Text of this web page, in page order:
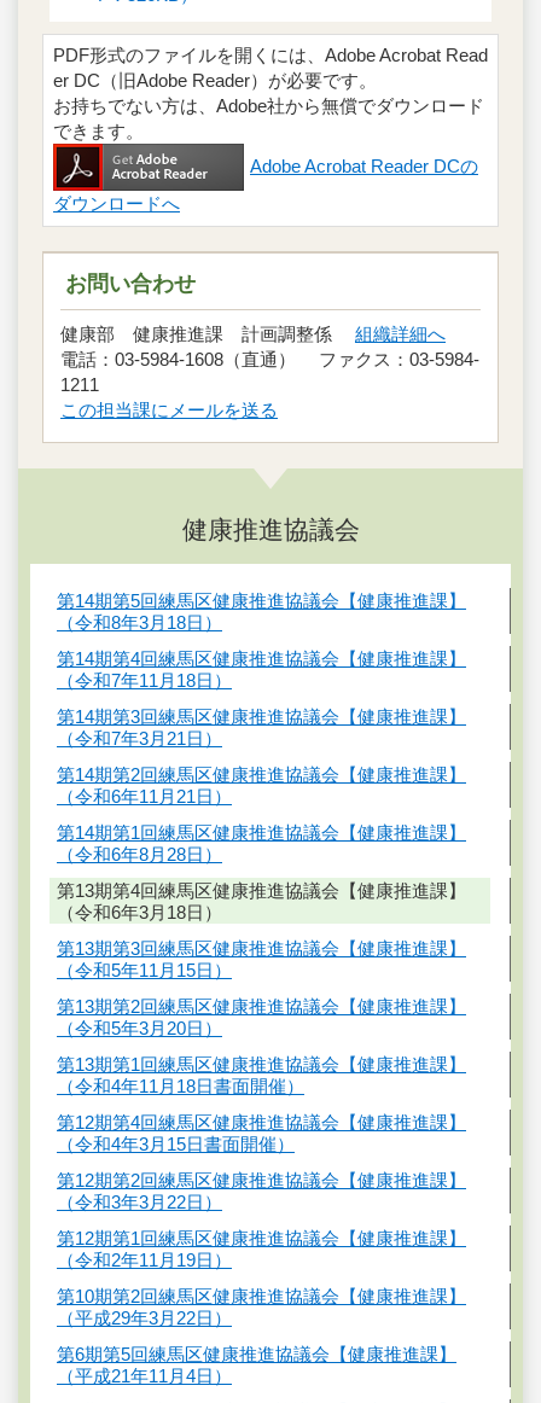
PDF形式のファイルを開くには、Adobe Acrobat Read
er DC（旧Adobe Reader）が必要です。
お持ちでない方は、Adobe社から無償でダウンロード
できます。
Adobe Acrobat Reader DCの
ダウンロードへ
お問い合わせ
健康部 健康推進課 計画調整係 組織詳細へ
電話：03-5984-1608（直通） ファクス：03-5984-
1211
この担当課にメールを送る
健康推進協議会
第14期第5回練馬区健康推進協議会【健康推進課】
（令和8年3月18日）
第14期第4回練馬区健康推進協議会【健康推進課】
（令和7年11月18日）
第14期第3回練馬区健康推進協議会【健康推進課】
（令和7年3月21日）
第14期第2回練馬区健康推進協議会【健康推進課】
（令和6年11月21日）
第14期第1回練馬区健康推進協議会【健康推進課】
（令和6年8月28日）
第13期第4回練馬区健康推進協議会【健康推進課】
（令和6年3月18日）
第13期第3回練馬区健康推進協議会【健康推進課】
（令和5年11月15日）
第13期第2回練馬区健康推進協議会【健康推進課】
（令和5年3月20日）
第13期第1回練馬区健康推進協議会【健康推進課】
（令和4年11月18日書面開催）
第12期第4回練馬区健康推進協議会【健康推進課】
（令和4年3月15日書面開催）
第12期第2回練馬区健康推進協議会【健康推進課】
（令和3年3月22日）
第12期第1回練馬区健康推進協議会【健康推進課】
（令和2年11月19日）
第10期第2回練馬区健康推進協議会【健康推進課】
（平成29年3月22日）
第6期第5回練馬区健康推進協議会【健康推進課】
（平成21年11月4日）